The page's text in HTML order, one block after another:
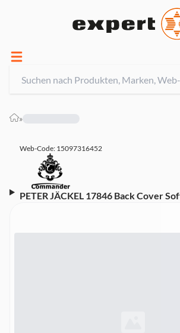
»
Web-Code: 15097316452
PETER JÄCKEL 17846 Back Cover